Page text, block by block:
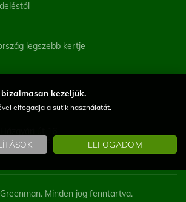
legszebb kertje
nem üzlet, a helyszínen vásárlásra nincs lehetőség)
Minden jog fenntartva.
kezeljük.
elfogadja a sütik használatát.
ELFOGADOM